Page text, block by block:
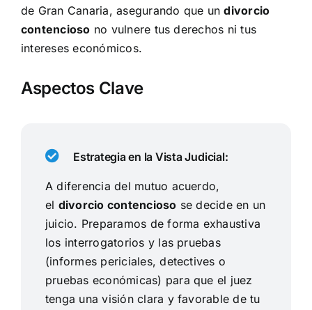
de Gran Canaria, asegurando que undivorcio
contencioso no vulnere tus derechos ni tus
intereses económicos.
Aspectos Clave
Estrategia en la Vista Judicial:
A diferencia del mutuo acuerdo,
el divorcio contencioso se decide en un
juicio. Preparamos de forma exhaustiva
los interrogatorios y las pruebas
(informes periciales, detectives o
pruebas económicas) para que el juez
tenga una visión clara y favorable de tu